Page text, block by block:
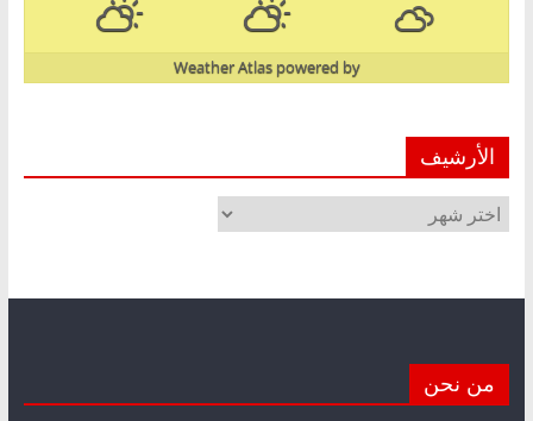
powered by
Weather Atlas
الأرشيف
الأرشيف
من نحن